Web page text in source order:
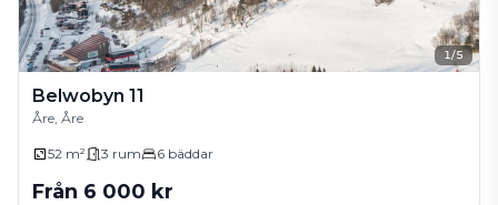
1/5
Belwobyn 11
Åre, Åre
52 m² 3 rum 6 bäddar
Från 6 000 kr